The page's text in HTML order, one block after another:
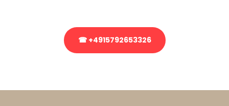
☎ +4915792653326